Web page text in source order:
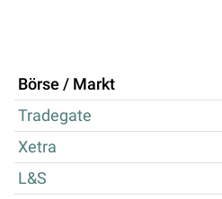
Börse / Markt
Tradegate
Xetra
L&S